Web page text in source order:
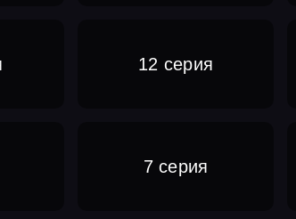
12 серия
7 серия